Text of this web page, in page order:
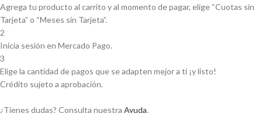
Agrega tu producto al carrito y al momento de pagar, elige “Cuotas sin
Tarjeta” o “Meses sin Tarjeta”.
2
Inicia sesión en Mercado Pago.
3
Elige la cantidad de pagos que se adapten mejor a ti ¡y listo!
Crédito sujeto a aprobación.
¿Tienes dudas? Consulta nuestra Ayuda.